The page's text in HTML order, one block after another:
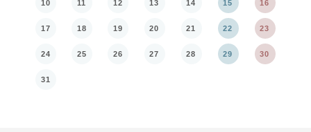
10 11 12 13 14 15 16
17 18 19 20 21 22 23
24 25 26 27 28 29 30
31